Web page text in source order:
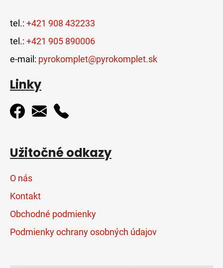
tel.: +421 908 432233
tel.: +421 905 890006
e-mail: pyrokomplet@pyrokomplet.sk
Linky
Užitočné odkazy
O nás
Kontakt
Obchodné podmienky
Podmienky ochrany osobných údajov